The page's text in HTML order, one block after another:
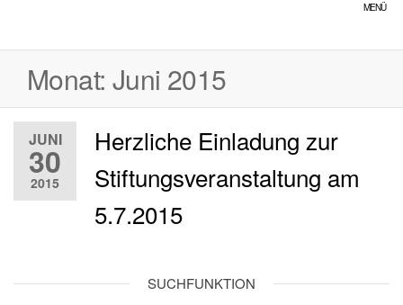
MENÜ
Monat: Juni 2015
JUNI
30
2015
Herzliche Einladung zur
Stiftungsveranstaltung am
5.7.2015
SUCHFUNKTION